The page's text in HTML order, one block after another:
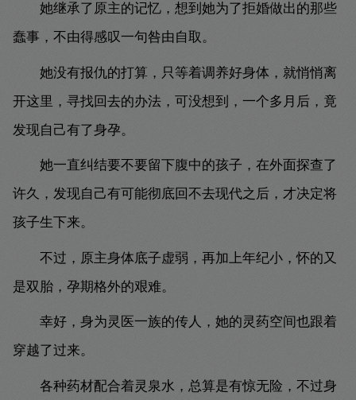
她继承了原主的记忆，想到她为了拒婚做出的那些
蠢事，不由得感叹一句咎由自取。
她没有报仇的打算，只等着调养好身体，就悄悄离
开这里，寻找回去的办法，可没想到，一个多月后，竟
发现自己有了身孕。
她一直纠结要不要留下腹中的孩子，在外面探查了
许久，发现自己有可能彻底回不去现代之后，才决定将
孩子生下来。
不过，原主身体底子虚弱，再加上年纪小，怀的又
是双胎，孕期格外的艰难。
幸好，身为灵医一族的传人，她的灵药空间也跟着
穿越了过来。
各种药材配合着灵泉水，总算是有惊无险，不过身